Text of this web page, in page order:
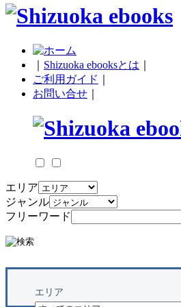
Shizuoka ebooksとは
ご利用ガイド
お問い合せ
エリア
ジャンル
フリーワード
エリア